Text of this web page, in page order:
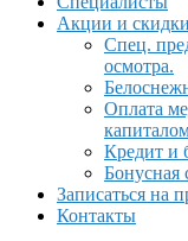
Акции и скидки
Спец.
осмотра.
Оплата
Кредит и
Бонусная
Записаться на
Контакты